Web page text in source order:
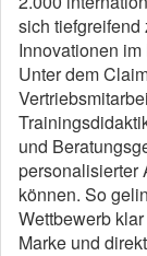
sich tiefgreifend
Innovationen
Unter dem
und
personalisierter
können. So
Wettbewerb
Marke und